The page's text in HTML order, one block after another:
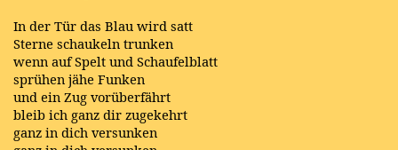
In der Tür das Blau wird satt
Sterne schaukeln trunken
wenn auf Spelt und Schaufelblatt
sprühen jähe Funken
und ein Zug vorüberfährt
bleib ich ganz dir zugekehrt
ganz in dich versunken